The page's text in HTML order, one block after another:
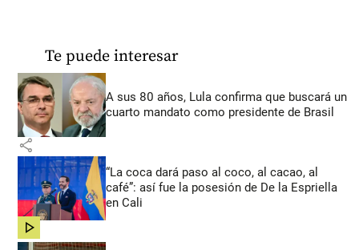
Te puede interesar
A sus 80 años, Lula confirma que buscará un
cuarto mandato como presidente de Brasil
share
“La coca dará paso al coco, al cacao, al
café”: así fue la posesión de De la Espriella
en Cali
share